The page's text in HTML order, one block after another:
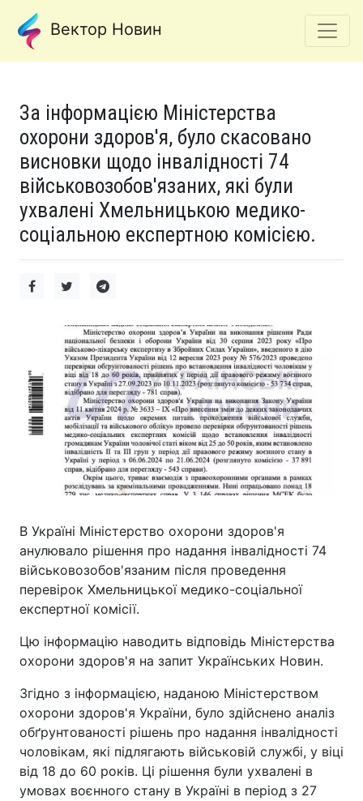
Вектор Новин
За інформацією Міністерства
охорони здоров'я, було скасовано
висновки щодо інвалідності 74
військовозобов'язаних, які були
ухвалені Хмельницькою медико-
соціальною експертною комісією.
В Україні Міністерство охорони здоров'я
анулювало рішення про надання інвалідності 74
військовозобов'язаним після проведення
перевірок Хмельницької медико-соціальної
експертної комісії.
Цю інформацію наводить відповідь Міністерства
охорони здоров'я на запит Українських Новин.
Згідно з інформацією, наданою Міністерством
охорони здоров'я України, було здійснено аналіз
обґрунтованості рішень про надання інвалідності
чоловікам, які підлягають військовій службі, у віці
від 18 до 60 років. Ці рішення були ухвалені в
умовах воєнного стану в Україні в період з 27